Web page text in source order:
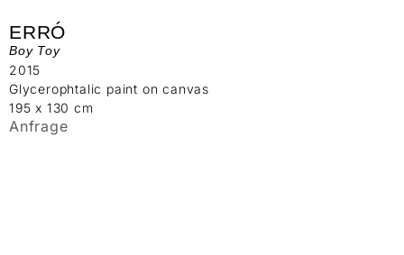
ERRÓ
Boy Toy
2015
Glycerophtalic paint on canvas
195 x 130 cm
Anfrage